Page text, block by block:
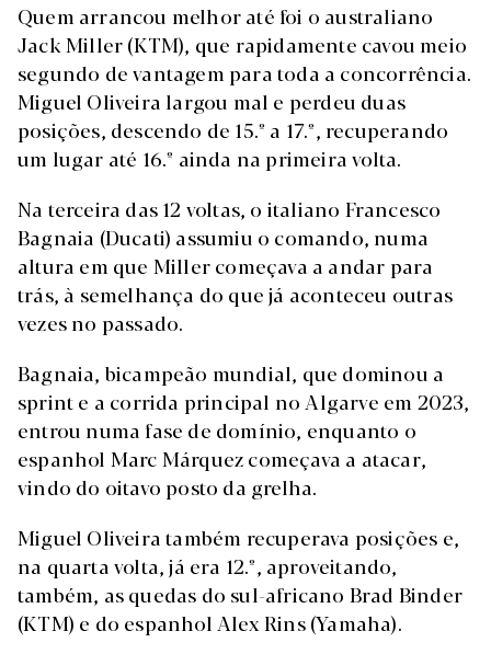
Quem arrancou melhor até foi o australiano
Jack Miller (KTM), que rapidamente cavou meio
segundo de vantagem para toda a concorrência.
Miguel Oliveira largou mal e perdeu duas
posições, descendo de 15.º a 17.º, recuperando
um lugar até 16.º ainda na primeira volta.
Na terceira das 12 voltas, o italiano Francesco
Bagnaia (Ducati) assumiu o comando, numa
altura em que Miller começava a andar para
trás, à semelhança do que já aconteceu outras
vezes no passado.
Bagnaia, bicampeão mundial, que dominou a
sprint e a corrida principal no Algarve em 2023,
entrou numa fase de domínio, enquanto o
espanhol Marc Márquez começava a atacar,
vindo do oitavo posto da grelha.
Miguel Oliveira também recuperava posições e,
na quarta volta, já era 12.º, aproveitando,
também, as quedas do sul-africano Brad Binder
(KTM) e do espanhol Alex Rins (Yamaha).